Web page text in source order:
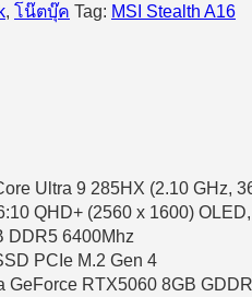
, โน๊ตบุ๊ค Tag: MSI Stealth A16
Ultra 9 285HX (2.10 GHz,
QHD+ (2560 x 1600)
DDR5 6400Mhz
PCIe M.2 Gen 4
GeForce RTX5060 8GB